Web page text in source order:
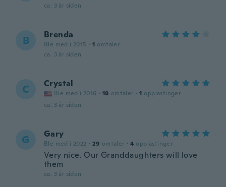
ca. 3 år siden
B Brenda
Ble med i 2015 · 1 omtaler
ca. 3 år siden
C Crystal
Ble med i 2016 · 18 omtaler · 1 opplastinger
ca. 3 år siden
G Gary
Ble med i 2022 · 29 omtaler · 4 opplastinger
Very nice. Our Granddaughters will love
them
ca. 3 år siden